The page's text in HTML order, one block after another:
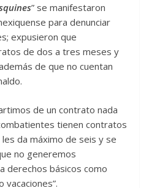
” se manifestaron
para denunciar
expusieron que
de dos a tres meses y
de que no cuentan
de un contrato nada
tienen contratos
da máximo de seis y se
no generemos
derechos básicos como
vacaciones”.